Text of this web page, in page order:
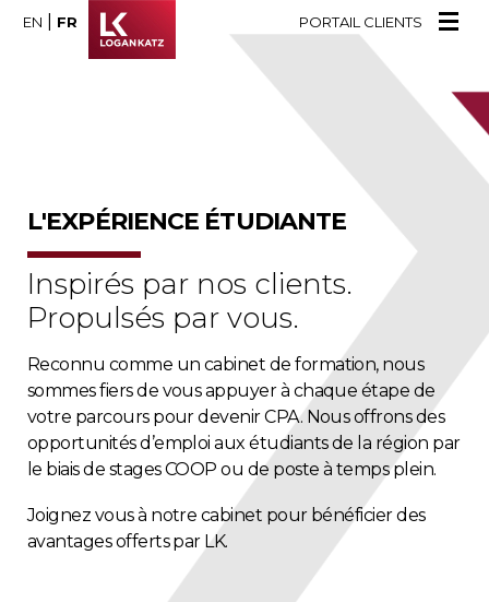
EN FR PORTAIL CLIENTS
L'EXPÉRIENCE ÉTUDIANTE
Inspirés par nos clients.
Propulsés par vous.
Reconnu comme un cabinet de formation, nous
sommes fiers de vous appuyer à chaque étape de
votre parcours pour devenir CPA. Nous offrons des
opportunités d’emploi aux étudiants de la région par
le biais de stages COOP ou de poste à temps plein.
Joignez vous à notre cabinet pour bénéficier des
avantages offerts par LK.